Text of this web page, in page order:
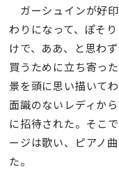
ガーシュインが好
わりになって、ぽそ
けで、ああ、と思わ
買うために立ち寄っ
景を頭に思い描いて
面識のないレディか
に招待された。そこ
ージは歌い、ピアノ
た。